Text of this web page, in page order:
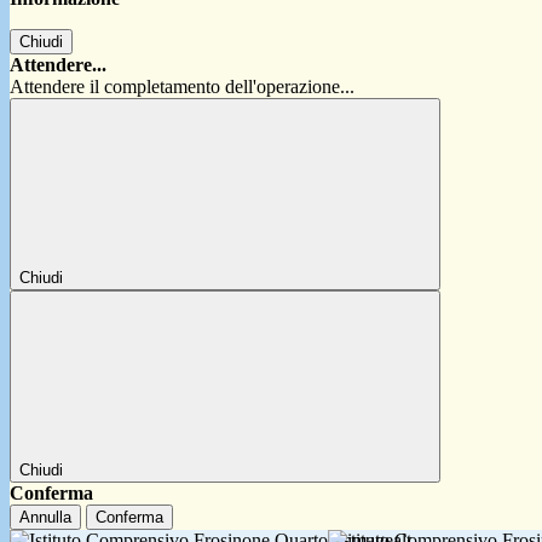
Chiudi
Attendere...
Attendere il completamento dell'operazione...
Chiudi
Chiudi
Conferma
Annulla Conferma